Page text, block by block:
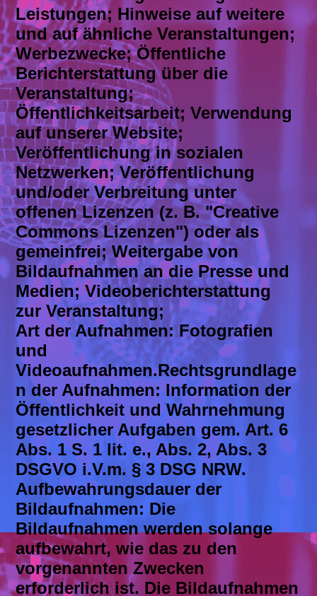
Leistungen; Hinweise auf weitere
und auf ähnliche Veranstaltungen;
Werbezwecke; Öffentliche
Berichterstattung über die
Veranstaltung;
Öffentlichkeitsarbeit; Verwendung
auf unserer Website;
Veröffentlichung in sozialen
Netzwerken; Veröffentlichung
und/oder Verbreitung unter
offenen Lizenzen (z. B. "Creative
Commons Lizenzen") oder als
gemeinfrei; Weitergabe von
Bildaufnahmen an die Presse und
Medien; Videoberichterstattung
zur Veranstaltung;
Art der Aufnahmen: Fotografien
und
Videoaufnahmen.Rechtsgrundlage
n der Aufnahmen: Information der
Öffentlichkeit und Wahrnehmung
gesetzlicher Aufgaben gem. Art. 6
Abs. 1 S. 1 lit. e., Abs. 2, Abs. 3
DSGVO i.V.m. § 3 DSG NRW.
Aufbewahrungsdauer der
Bildaufnahmen: Die
Bildaufnahmen werden solange
aufbewahrt, wie das zu den
vorgenannten Zwecken
erforderlich ist. Die Bildaufnahmen